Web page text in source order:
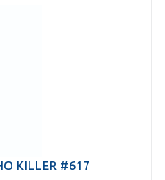
KILLER #617